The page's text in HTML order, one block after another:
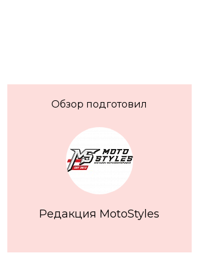
Обзор подготовил
Редакция MotoStyles